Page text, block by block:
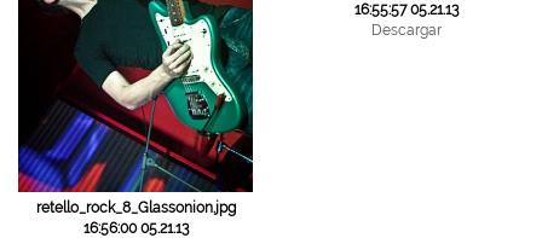
retello_rock_8_Glassonion.jpg
16:56:00 05.21.13
16:55:57 05.21.13
Descargar